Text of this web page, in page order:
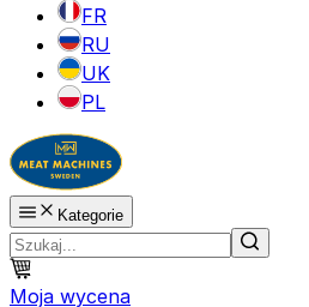
FR
RU
UK
PL
Kategorie
Moja wycena